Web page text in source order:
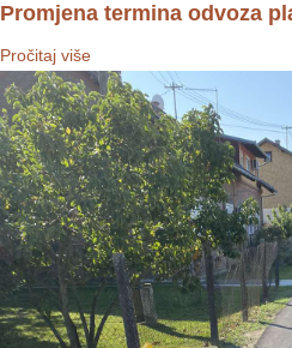
Promjena termina odvoza
Pročitaj više